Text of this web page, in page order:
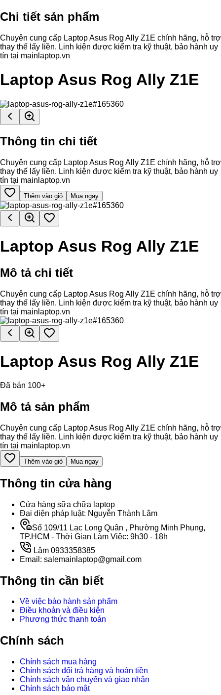
Chi tiết sản phẩm
Chuyên cung cấp Laptop Asus Rog Ally Z1E chính hãng, hỗ trợ
thay thế lấy liền. Linh kiện được kiểm tra kỹ thuật, bảo hành uy
tín tại mainlaptop.vn
Laptop Asus Rog Ally Z1E
Thông tin chi tiết
Chuyên cung cấp Laptop Asus Rog Ally Z1E chính hãng, hỗ trợ
thay thế lấy liền. Linh kiện được kiểm tra kỹ thuật, bảo hành uy
tín tại mainlaptop.vn
Thêm vào giỏ Mua ngay
Laptop Asus Rog Ally Z1E
Mô tả chi tiết
Chuyên cung cấp Laptop Asus Rog Ally Z1E chính hãng, hỗ trợ
thay thế lấy liền. Linh kiện được kiểm tra kỹ thuật, bảo hành uy
tín tại mainlaptop.vn
Laptop Asus Rog Ally Z1E
Đã bán 100+
Mô tả sản phẩm
Chuyên cung cấp Laptop Asus Rog Ally Z1E chính hãng, hỗ trợ
thay thế lấy liền. Linh kiện được kiểm tra kỹ thuật, bảo hành uy
tín tại mainlaptop.vn
Thêm vào giỏ Mua ngay
Thông tin cửa hàng
Cửa hàng sữa chữa laptop
Đại diện pháp luật: Nguyễn Thành Lâm
Số 109/11 Lạc Long Quân , Phường Minh Phụng,
TP.HCM - Thời Gian Làm Việc: 9h30 - 18h
Lâm 0933358385
Email: salemainlaptop@gmail.com
Thông tin cần biết
Về việc bảo hành sản phẩm
Điều khoản và điều kiện
Phương thức thanh toán
Chính sách
Chính sách mua hàng
Chính sách đổi trả hàng và hoàn tiền
Chính sách vận chuyển và giao nhận
Chính sách bảo mật